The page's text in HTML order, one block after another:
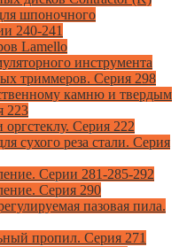
шпоночного
240-241
Lamello
инструмента
триммеров. Серия 298
камню и твердым
223
Серия 222
сухого реза стали. Серия
Серии 281-285-292
Серия 290
пазовая пила.
пропил. Серия 271